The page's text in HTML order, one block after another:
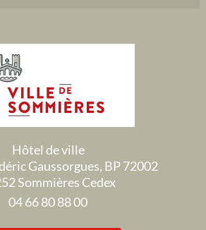
Hôtel de ville
Gaussorgues, BP 72002
Sommières Cedex
04 66 80 88 00